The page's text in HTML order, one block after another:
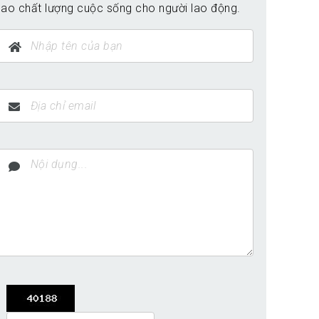
chất lượng cuộc sống cho người lao động.